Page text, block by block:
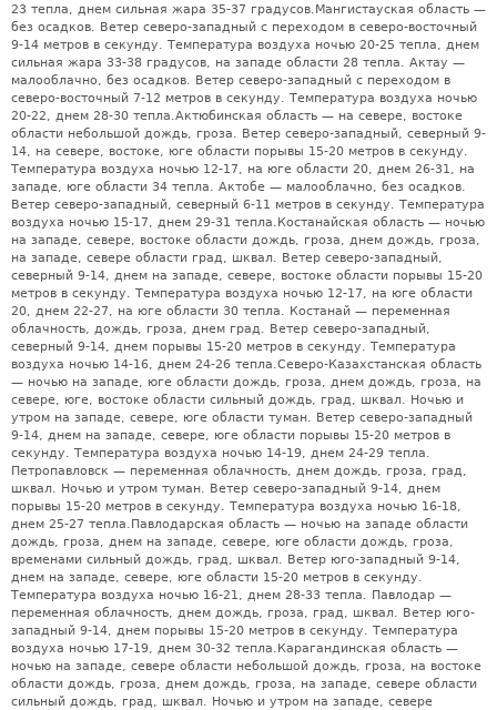
23 тепла, днем сильная жара 35-37 градусов.Мангистауская область —
без осадков. Ветер северо-западный с переходом в северо-восточный
9-14 метров в секунду. Температура воздуха ночью 20-25 тепла, днем
сильная жара 33-38 градусов, на западе области 28 тепла. Актау —
малооблачно, без осадков. Ветер северо-западный с переходом в
северо-восточный 7-12 метров в секунду. Температура воздуха ночью
20-22, днем 28-30 тепла.Актюбинская область — на севере, востоке
области небольшой дождь, гроза. Ветер северо-западный, северный 9-
14, на севере, востоке, юге области порывы 15-20 метров в секунду.
Температура воздуха ночью 12-17, на юге области 20, днем 26-31, на
западе, юге области 34 тепла. Актобе — малооблачно, без осадков.
Ветер северо-западный, северный 6-11 метров в секунду. Температура
воздуха ночью 15-17, днем 29-31 тепла.Костанайская область — ночью
на западе, севере, востоке области дождь, гроза, днем дождь, гроза,
на западе, севере области град, шквал. Ветер северо-западный,
северный 9-14, днем на западе, севере, востоке области порывы 15-20
метров в секунду. Температура воздуха ночью 12-17, на юге области
20, днем 22-27, на юге области 30 тепла. Костанай — переменная
облачность, дождь, гроза, днем град. Ветер северо-западный,
северный 9-14, днем порывы 15-20 метров в секунду. Температура
воздуха ночью 14-16, днем 24-26 тепла.Северо-Казахстанская область
— ночью на западе, юге области дождь, гроза, днем дождь, гроза, на
севере, юге, востоке области сильный дождь, град, шквал. Ночью и
утром на западе, севере, юге области туман. Ветер северо-западный
9-14, днем на западе, севере, юге области порывы 15-20 метров в
секунду. Температура воздуха ночью 14-19, днем 24-29 тепла.
Петропавловск — переменная облачность, днем дождь, гроза, град,
шквал. Ночью и утром туман. Ветер северо-западный 9-14, днем
порывы 15-20 метров в секунду. Температура воздуха ночью 16-18,
днем 25-27 тепла.Павлодарская область — ночью на западе области
дождь, гроза, днем на западе, севере, юге области дождь, гроза,
временами сильный дождь, град, шквал. Ветер юго-западный 9-14,
днем на западе, севере, юге области 15-20 метров в секунду.
Температура воздуха ночью 16-21, днем 28-33 тепла. Павлодар —
переменная облачность, днем дождь, гроза, град, шквал. Ветер юго-
западный 9-14, днем порывы 15-20 метров в секунду. Температура
воздуха ночью 17-19, днем 30-32 тепла.Карагандинская область —
ночью на западе, севере области небольшой дождь, гроза, на востоке
области дождь, гроза, днем дождь, гроза, на западе, севере области
сильный дождь, град, шквал. Ночью и утром на западе, севере